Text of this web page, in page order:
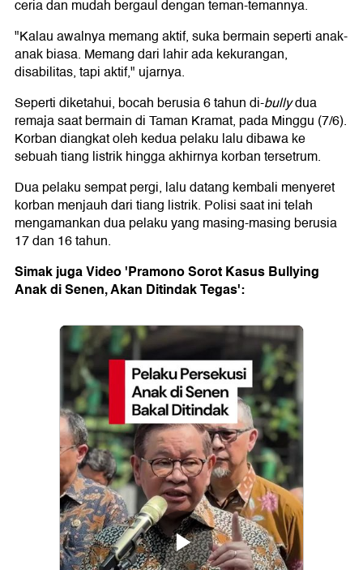
ceria dan mudah bergaul dengan teman-temannya.
"Kalau awalnya memang aktif, suka bermain seperti anak-
anak biasa. Memang dari lahir ada kekurangan,
disabilitas, tapi aktif," ujarnya.
Seperti diketahui, bocah berusia 6 tahun di-bullydua
remaja saat bermain di Taman Kramat, pada Minggu (7/6).
Korban diangkat oleh kedua pelaku lalu dibawa ke
sebuah tiang listrik hingga akhirnya korban tersetrum.
Dua pelaku sempat pergi, lalu datang kembali menyeret
korban menjauh dari tiang listrik. Polisi saat ini telah
mengamankan dua pelaku yang masing-masing berusia
17 dan 16 tahun.
Simak juga Video 'Pramono Sorot Kasus Bullying
Anak di Senen, Akan Ditindak Tegas':